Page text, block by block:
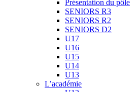
Présentation du pôle
SENIORS R3
SENIORS R2
SENIORS D2
U17
U16
U15
U14
U13
L’académie